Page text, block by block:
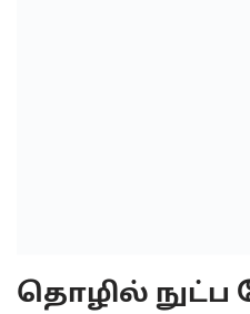
தொழில் நுட்ப